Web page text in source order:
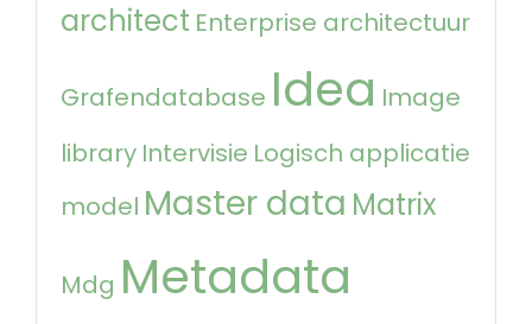
architect Enterprise architectuur
Grafendatabase Idea Image
library Intervisie Logisch applicatie
model Master data Matrix
Mdg Metadata